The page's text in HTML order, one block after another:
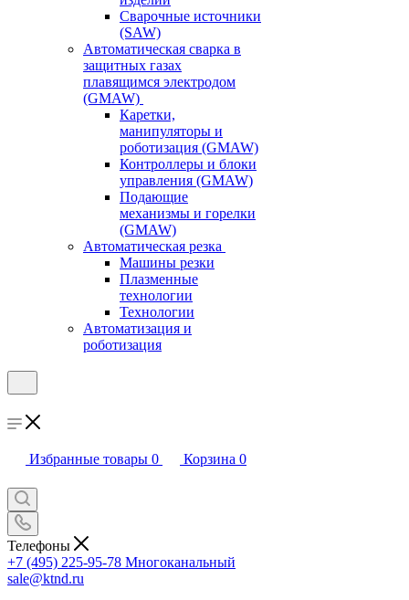
Сварочные источники
(SAW)
Автоматическая сварка в
защитных газах
плавящимся электродом
(GMAW)
Каретки,
манипуляторы и
роботизация (GMAW)
Контроллеры и блоки
управления (GMAW)
Подающие
механизмы и горелки
(GMAW)
Автоматическая резка
Машины резки
Плазменные
технологии
Технологии
Автоматизация и
роботизация
Избранные товары 0 Корзина 0
Телефоны
+7 (495) 225-95-78 Многоканальный
sale@ktnd.ru